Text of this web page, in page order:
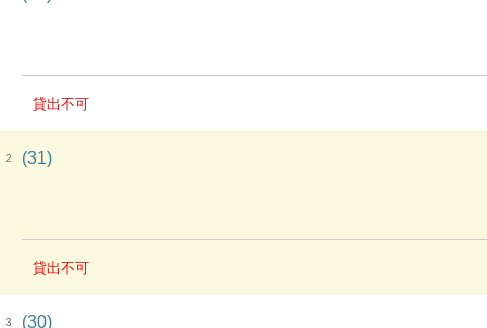
貸出不可
2 (31)
貸出不可
3 (30)